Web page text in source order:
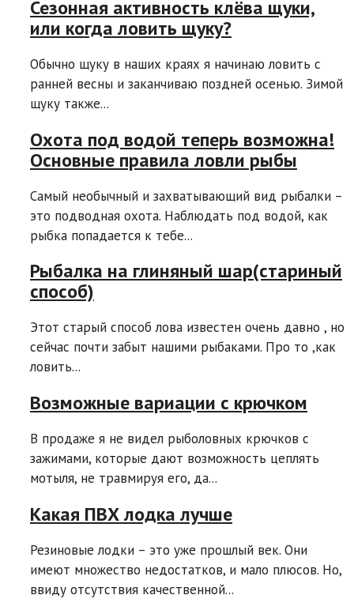
Сезонная активность клёва щуки,
или когда ловить щуку?
Обычно щуку в наших краях я начинаю ловить с
ранней весны и заканчиваю поздней осенью. Зимой
щуку также...
Охота под водой теперь возможна!
Основные правила ловли рыбы
Самый необычный и захватывающий вид рыбалки –
это подводная охота. Наблюдать под водой, как
рыбка попадается к тебе...
Рыбалка на глиняный шар(стариный
способ)
Этот старый способ лова известен очень давно , но
сейчас почти забыт нашими рыбаками. Про то ,как
ловить...
Возможные вариации с крючком
В продаже я не видел рыболовных крючков с
зажимами, которые дают возможность цеплять
мотыля, не травмируя его, да...
Какая ПВХ лодка лучше
Резиновые лодки – это уже прошлый век. Они
имеют множество недостатков, и мало плюсов. Но,
ввиду отсутствия качественной...